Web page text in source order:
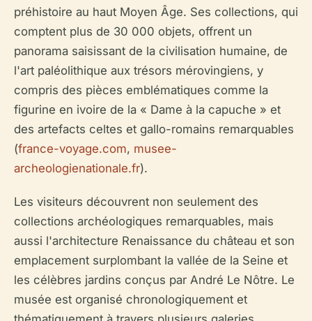
préhistoire au haut Moyen Âge. Ses collections, qui
comptent plus de 30 000 objets, offrent un
panorama saisissant de la civilisation humaine, de
l'art paléolithique aux trésors mérovingiens, y
compris des pièces emblématiques comme la
figurine en ivoire de la « Dame à la capuche » et
des artefacts celtes et gallo-romains remarquables
(france-voyage.com, musee-
archeologienationale.fr).
Les visiteurs découvrent non seulement des
collections archéologiques remarquables, mais
aussi l'architecture Renaissance du château et son
emplacement surplombant la vallée de la Seine et
les célèbres jardins conçus par André Le Nôtre. Le
musée est organisé chronologiquement et